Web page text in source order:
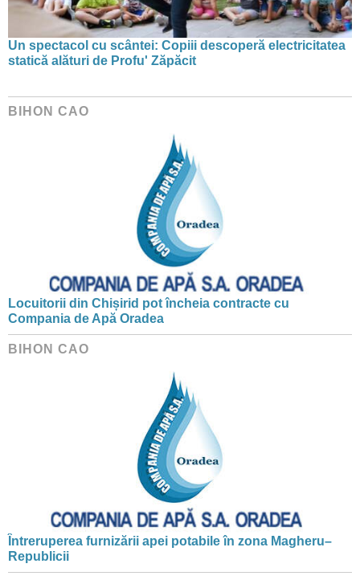
Un spectacol cu scântei: Copiii descoperă electricitatea
statică alături de Profu' Zăpăcit
BIHON CAO
Locuitorii din Chișirid pot încheia contracte cu
Compania de Apă Oradea
BIHON CAO
Întreruperea furnizării apei potabile în zona Magheru–
Republicii